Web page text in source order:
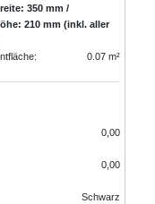
350 mm /
210 mm (inkl. aller
0.07 m²
0,00
0,00
Schwarz